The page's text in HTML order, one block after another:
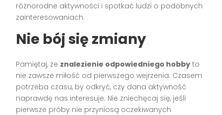
różnorodne aktywności i spotkać ludzi o podobnych
zainteresowaniach.
Nie bój się zmiany
Pamiętaj, że znalezienie odpowiedniego hobby to
nie zawsze miłość od pierwszego wejrzenia. Czasem
potrzeba czasu, by odkryć, czy dana aktywność
naprawdę nas interesuje. Nie zniechęcaj się, jeśli
pierwsze próby nie przyniosą oczekiwanych